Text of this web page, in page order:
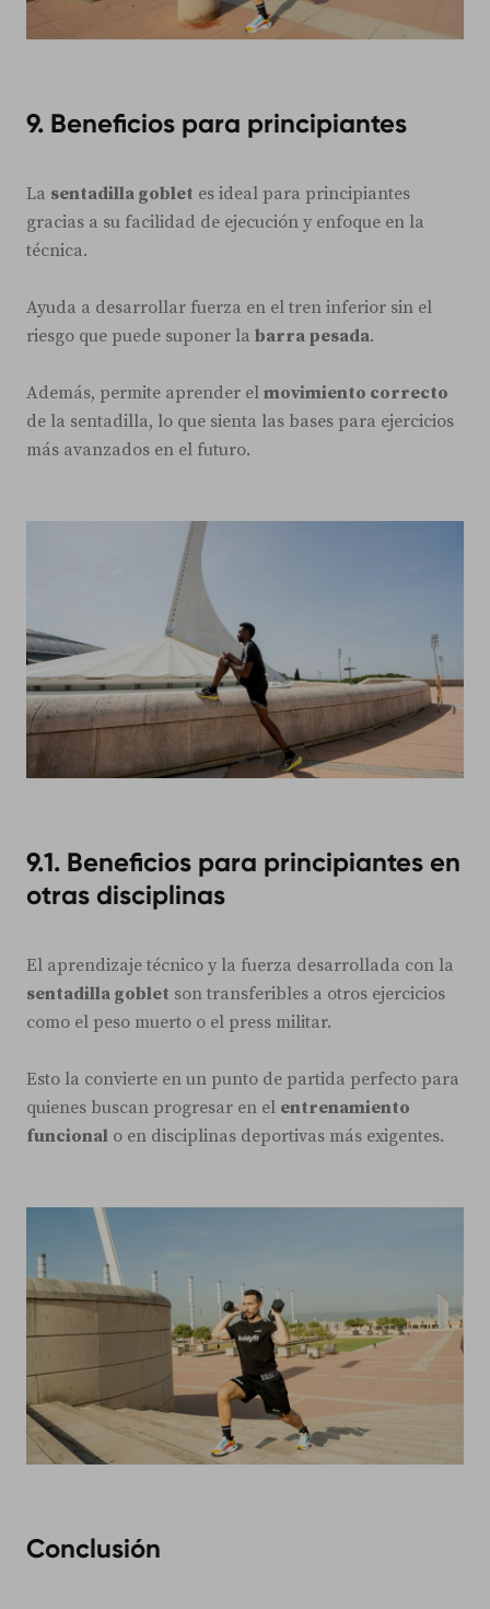
9. Beneficios para principiantes
La sentadilla goblet es ideal para principiantes
gracias a su facilidad de ejecución y enfoque en la
técnica.
Ayuda a desarrollar fuerza en el tren inferior sin el
riesgo que puede suponer la barra pesada.
Además, permite aprender el movimiento correcto
de la sentadilla, lo que sienta las bases para ejercicios
más avanzados en el futuro.
9.1. Beneficios para principiantes en
otras disciplinas
El aprendizaje técnico y la fuerza desarrollada con la
sentadilla goblet son transferibles a otros ejercicios
como el peso muerto o el press militar.
Esto la convierte en un punto de partida perfecto para
quienes buscan progresar en el entrenamiento
funcional o en disciplinas deportivas más exigentes.
Conclusión